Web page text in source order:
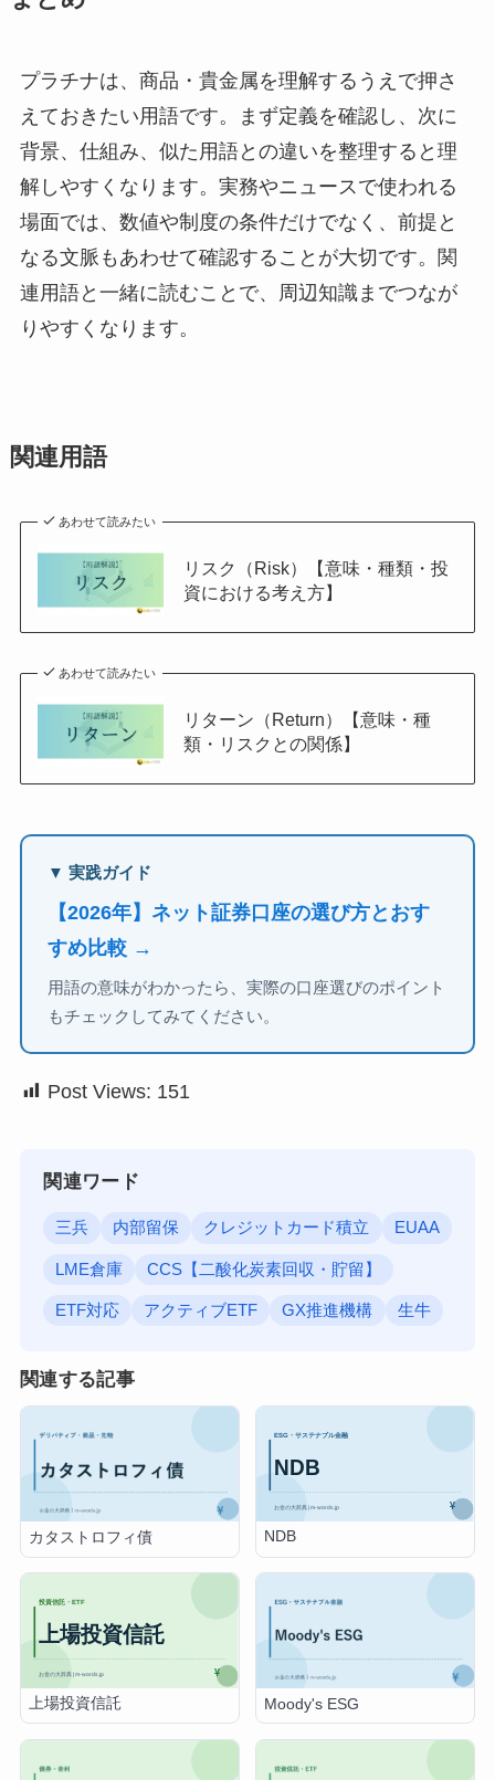
プラチナは、商品・貴金属を理解するうえで押さ
えておきたい用語です。まず定義を確認し、次に
背景、仕組み、似た用語との違いを整理すると理
解しやすくなります。実務やニュースで使われる
場面では、数値や制度の条件だけでなく、前提と
なる文脈もあわせて確認することが大切です。関
連用語と一緒に読むことで、周辺知識までつなが
りやすくなります。
関連用語
あわせて読みたい
リスク（Risk）【意味・種類・投
資における考え方】
あわせて読みたい
リターン（Return）【意味・種
類・リスクとの関係】
▼ 実践ガイド
【2026年】ネット証券口座の選び方とおす
すめ比較 →
用語の意味がわかったら、実際の口座選びのポイント
もチェックしてみてください。
Post Views: 151
関連ワード
三兵 内部留保 クレジットカード積立 EUAA
LME倉庫 CCS【二酸化炭素回収・貯留】
ETF対応 アクティブETF GX推進機構 生牛
関連する記事
カタストロフィ債 NDB
上場投資信託 Moody's ESG